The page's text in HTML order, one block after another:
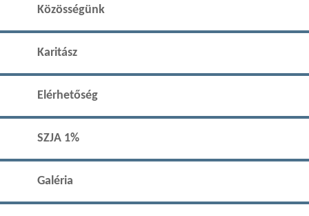
Közösségünk
Karitász
Elérhetőség
SZJA 1%
Galéria